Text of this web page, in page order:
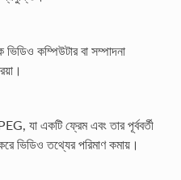
কম্পিউটার বা সম্পাদনা
যা একটি ফ্রেম এবং তার পূর্ববর্তী
ভিডিও তথ্যের পরিমাণ কমায়।